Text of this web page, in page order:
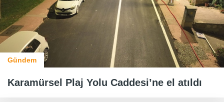
Gündem
Karamürsel Plaj Yolu Caddesi’ne el atıldı